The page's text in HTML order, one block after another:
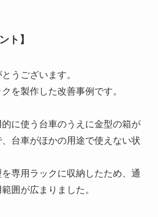
ト】
うございます。
を製作した改善事例です。
に使う台車のうえに金型の箱が
台車がほかの用途で使えない状
専用ラックに収納したため、通
囲が広まりました。